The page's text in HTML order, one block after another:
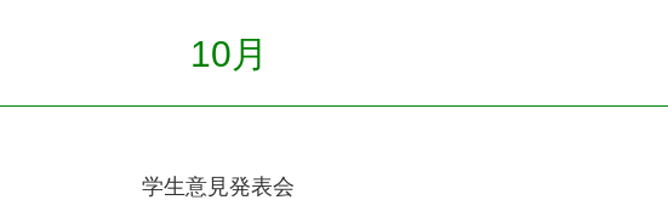
10月
学生意見発表会